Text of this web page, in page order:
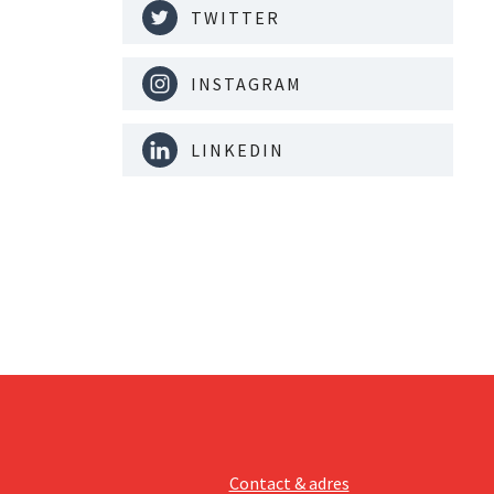
TWITTER
INSTAGRAM
LINKEDIN
Contact & adres